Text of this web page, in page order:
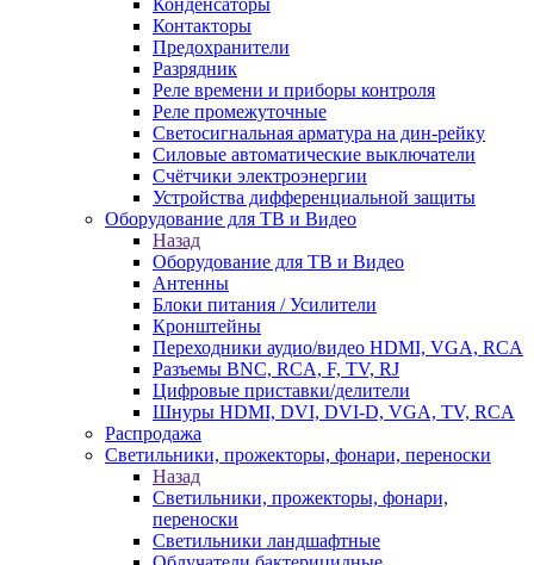
Конденсаторы
Контакторы
Предохранители
Разрядник
Реле времени и приборы контроля
Реле промежуточные
Светосигнальная арматура на дин-рейку
Силовые автоматические выключатели
Счётчики электроэнергии
Устройства дифференциальной защиты
Оборудование для ТВ и Видео
Назад
Оборудование для ТВ и Видео
Антенны
Блоки питания / Усилители
Кронштейны
Переходники аудио/видео HDMI, VGA, RCA
Разъемы BNС, RCA, F, TV, RJ
Цифровые приставки/делители
Шнуры HDMI, DVI, DVI-D, VGA, TV, RCA
Распродажа
Светильники, прожекторы, фонари, переноски
Назад
Светильники, прожекторы, фонари,
переноски
Светильники ландшафтные